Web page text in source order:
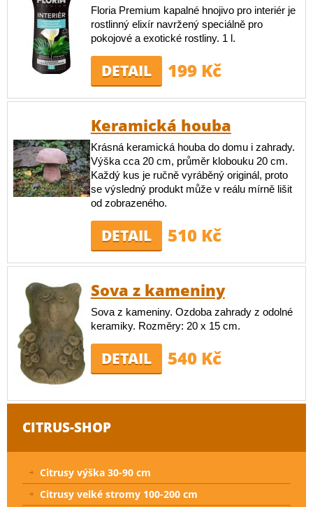
Floria Premium kapalné hnojivo pro interiér je
rostlinný elixír navržený speciálně pro
pokojové a exotické rostliny. 1 l.
DETAIL 199 Kč
Keramická houba
Krásná keramická houba do domu i zahrady.
Výška cca 20 cm, průměr klobouku 20 cm.
Každý kus je ručně vyráběný originál, proto
se výsledný produkt může v reálu mírně lišit
od zobrazeného.
DETAIL 510 Kč
Sova z kameniny
Sova z kameniny. Ozdoba zahrady z odolné
keramiky. Rozměry: 20 x 15 cm.
DETAIL 540 Kč
CITRUS-SHOP
Citrusy výška 30-90 cm
Citrusy velké stromy 100-200 cm